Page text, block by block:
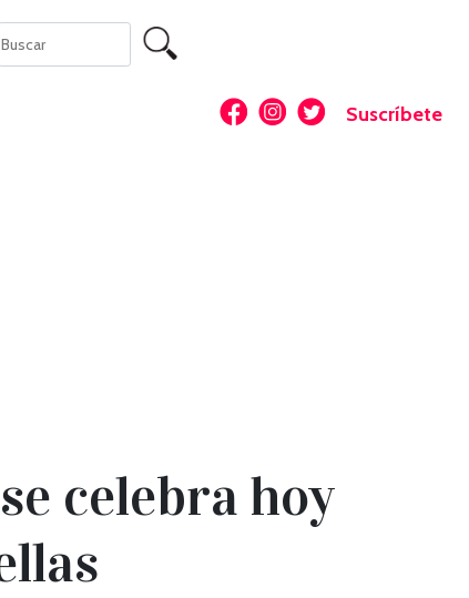
Suscríbete
celebra hoy